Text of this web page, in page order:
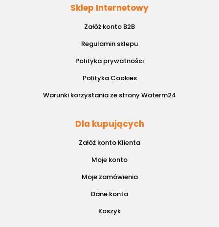
Sklep Internetowy
Załóż konto B2B
Regulamin sklepu
Polityka prywatności
Polityka Cookies
Warunki korzystania ze strony Waterm24
Dla kupujących
Załóż konto Klienta
Moje konto
Moje zamówienia
Dane konta
Koszyk